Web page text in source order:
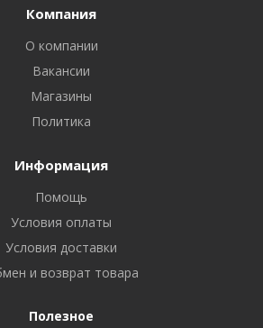
Компания
О компании
Вакансии
Магазины
Политика
Информация
Помощь
Условия оплаты
Условия доставки
и возврат товара
Полезное